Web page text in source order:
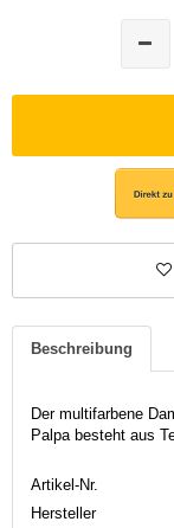
Beschreibung
Der multifarbene
Palpa besteht aus
Artikel-Nr.
Hersteller